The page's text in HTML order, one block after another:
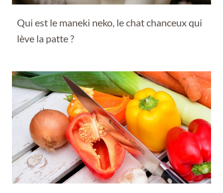
Qui est le maneki neko, le chat chanceux qui
lève la patte ?